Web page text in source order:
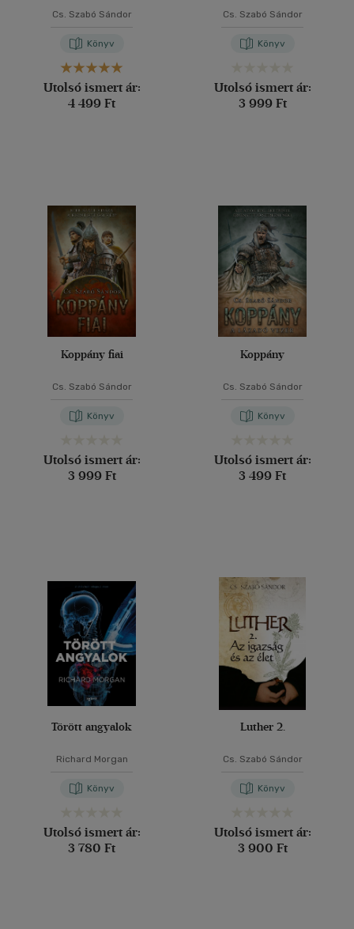
Cs. Szabó Sándor
Könyv
Utolsó ismert ár:
4 499 Ft
Cs. Szabó Sándor
Könyv
Utolsó ismert ár:
3 999 Ft
Koppány fiai
Cs. Szabó Sándor
Könyv
Utolsó ismert ár:
3 999 Ft
Koppány
Cs. Szabó Sándor
Könyv
Utolsó ismert ár:
3 499 Ft
Törött angyalok
Richard Morgan
Könyv
Utolsó ismert ár:
3 780 Ft
Luther 2.
Cs. Szabó Sándor
Könyv
Utolsó ismert ár:
3 900 Ft